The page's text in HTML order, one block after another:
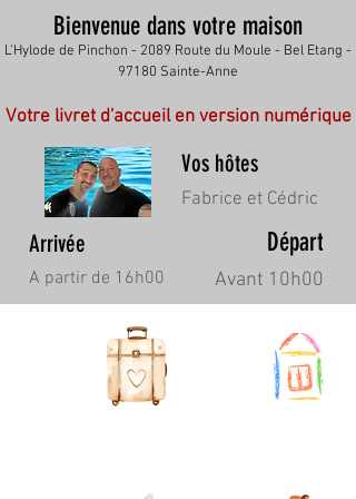
Bienvenue dans votre maison
L'Hylode de Pinchon - 2089 Route du Moule - Bel Etang -
97180 Sainte-Anne
Votre livret d'accueil en version numérique
Arrivée
A partir de 16h00
Vos hôtes
Fabrice et Cédric
Départ
Avant 10h00